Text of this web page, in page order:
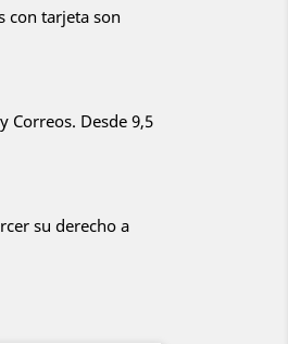
con tarjeta son
Correos. Desde 9,5
su derecho a